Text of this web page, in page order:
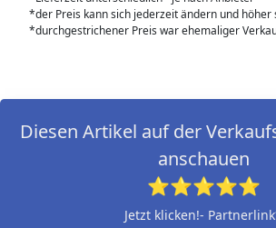
*der Preis kann sich jederzeit ändern und höher
*durchgestrichener Preis war ehemaliger
Diesen Artikel auf der
anschauen
⭐⭐⭐⭐⭐
Jetzt klicken!-